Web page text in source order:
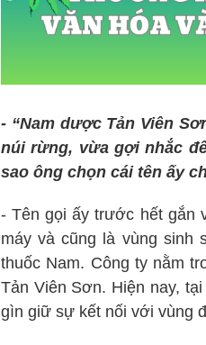
- “Nam dược Tản Viên
núi rừng, vừa gợi nhắc
sao ông chọn cái tên ấy
- Tên gọi ấy trước hết gắn
máy và cũng là vùng sinh
thuốc Nam. Công ty nằm
Tản Viên Sơn. Hiện nay,
gìn giữ sự kết nối với vùng